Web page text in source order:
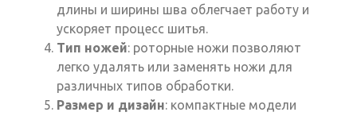
длины и ширины шва облегчает работу и
ускоряет процесс шитья.
Тип ножей: роторные ножи позволяют
легко удалять или заменять ножи для
различных типов обработки.
Размер и дизайн: компактные модели